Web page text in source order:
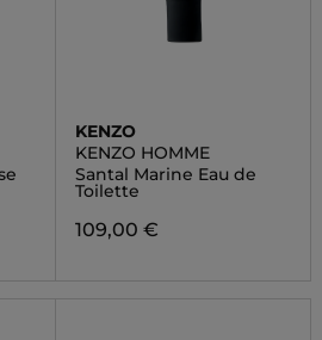
KENZO
KENZO HOMME
Santal Marine Eau de
Toilette
109,00 €